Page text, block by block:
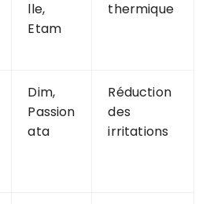
lle,
Etam
thermique
Dim,
Passion
ata
Réduction
des
irritations